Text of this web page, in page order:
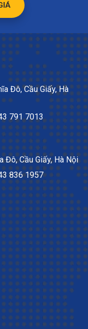
Đô, Cầu Giấy, Hà
791 7013
Đô, Cầu Giấy, Hà Nội
836 1957